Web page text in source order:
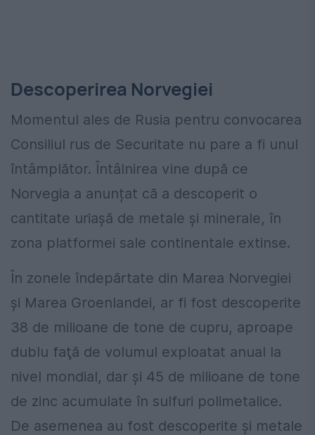
Descoperirea Norvegiei
Momentul ales de Rusia pentru convocarea
Consiliul rus de Securitate nu pare a fi unul
întâmplător. Întâlnirea vine după ce
Norvegia a anunțat că a descoperit o
cantitate uriașă de metale și minerale, în
zona platformei sale continentale extinse.
În zonele îndepărtate din Marea Norvegiei
şi Marea Groenlandei, ar fi fost descoperite
38 de milioane de tone de cupru, aproape
dublu faţă de volumul exploatat anual la
nivel mondial, dar şi 45 de milioane de tone
de zinc acumulate în sulfuri polimetalice.
De asemenea au fost descoperite și metale